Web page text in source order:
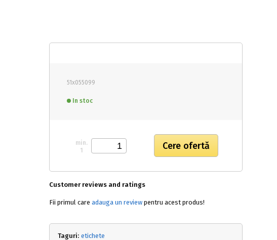
51x055099
In stoc
min.
1
Customer reviews and ratings
Fii primul care adauga un review pentru acest produs!
Taguri: etichete